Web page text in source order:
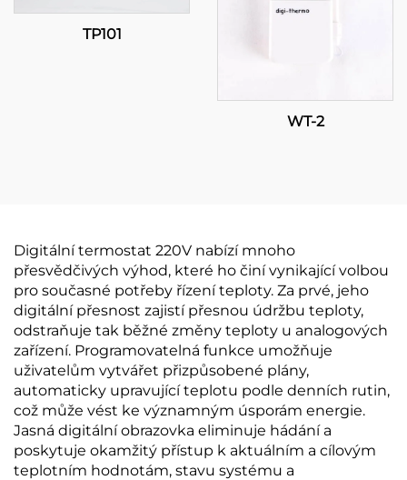
TP101
WT-2
Digitální termostat 220V nabízí mnoho
přesvědčivých výhod, které ho činí vynikající volbou
pro současné potřeby řízení teploty. Za prvé, jeho
digitální přesnost zajistí přesnou údržbu teploty,
odstraňuje tak běžné změny teploty u analogových
zařízení. Programovatelná funkce umožňuje
uživatelům vytvářet přizpůsobené plány,
automaticky upravující teplotu podle denních rutin,
což může vést ke významným úsporám energie.
Jasná digitální obrazovka eliminuje hádání a
poskytuje okamžitý přístup k aktuálním a cílovým
teplotním hodnotám, stavu systému a